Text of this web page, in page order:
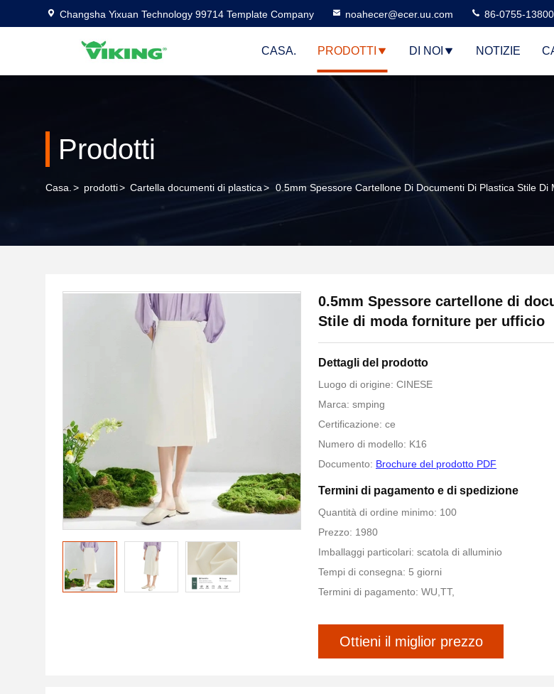
Changsha Yixuan Technology 99714 Template Company noahecer@ecer.uu.com 86-0755-
CASA. PRODOTTI DI NOI NOTIZIE
Prodotti
Casa. > prodotti> Cartella documenti di plastica> 0.5mm Spessore Cartellone Di Documenti Di Plastica Stile Di
0.5mm Spessore cartellone di
Stile di moda forniture per ufficio
Dettagli del prodotto
Luogo di origine: CINESE
Marca: smping
Certificazione: ce
Numero di modello: K16
Documento: Brochure del prodotto PDF
Termini di pagamento e di spedizione
Quantità di ordine minimo: 100
Prezzo: 1980
Imballaggi particolari: scatola di alluminio
Tempi di consegna: 5 giorni
Termini di pagamento: WU,TT,
Ottieni il miglior prezzo